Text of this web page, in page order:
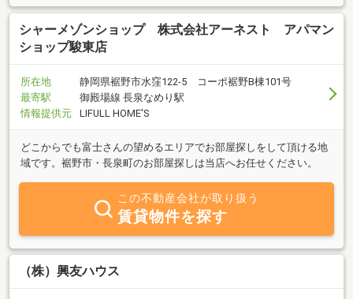
シャーメゾンショップ 株式会社アーネスト アパマン
ショップ駿東店
所在地
静岡県裾野市水窪122-5 コーポ裾野B棟101号
最寄駅
御殿場線 長泉なめり駅
情報提供元
LIFULL HOME'S
どこからでも富士さんの望めるエリアでお部屋探しをして頂ける地
域です。裾野市・長泉町のお部屋探しは当店へお任せください。
この不動産会社が取り扱う
賃貸物件を探す
（株）興友ハウス